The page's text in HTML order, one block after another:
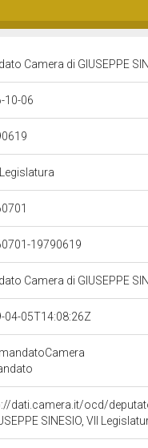
Camera di GIUSEPPE
10-06
19790619
Camera di GIUSEPPE
04-05T14:08:26Z
dati.camera.it/ocd/
SINESIO, VII